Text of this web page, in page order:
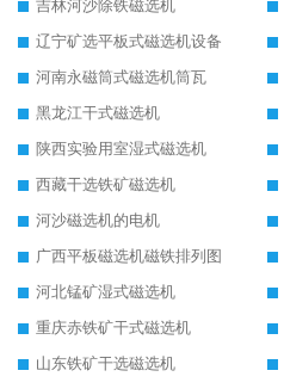
吉林河沙除铁磁选机
辽宁矿选平板式磁选机设备
河南永磁筒式磁选机筒瓦
黑龙江干式磁选机
陕西实验用室湿式磁选机
西藏干选铁矿磁选机
河沙磁选机的电机
广西平板磁选机磁铁排列图
河北锰矿湿式磁选机
重庆赤铁矿干式磁选机
山东铁矿干选磁选机